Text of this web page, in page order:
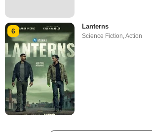
6
Lanterns
Science Fiction,Action